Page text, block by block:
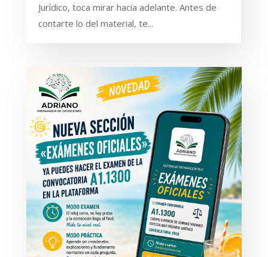
Jurídico, toca mirar hacia adelante. Antes de
contarte lo del material, te...